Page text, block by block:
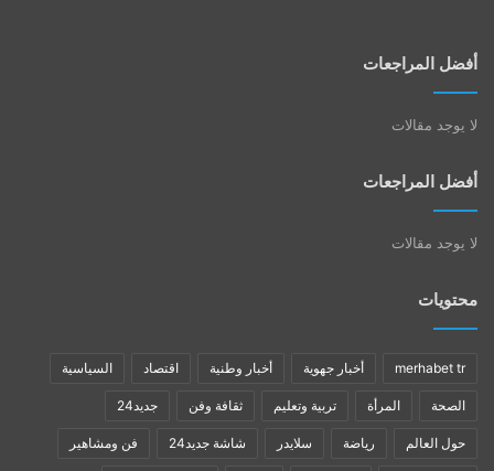
أفضل المراجعات
لا يوجد مقالات
أفضل المراجعات
لا يوجد مقالات
محتويات
merhabet tr أخبار جهوية أخبار وطنية اقتصاد السياسية
الصحة المرأة تربية وتعليم ثقافة وفن جديد24
حول العالم رياضة سلايدر شاشة جديد24 فن ومشاهير